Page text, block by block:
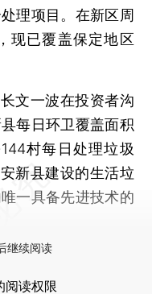
理项目。在新区周
现已覆盖保定地区
一波在投资者沟
每日环卫覆盖面积
村每日处理垃圾
新县建设的生活垃
一具备先进技术的
继续阅读
阅读权限